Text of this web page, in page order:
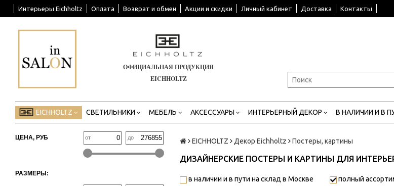
Интерьеры Eichholtz Оплата Возврат и обмен Акции и скидки Личный кабинет Доставка Контакты
ОФИЦИАЛЬНАЯ ПРОДУКЦИЯ
EICHHOLTZ
EICHHOLTZ СВЕТИЛЬНИКИ МЕБЕЛЬ АКСЕССУАРЫ ИНТЕРЬЕРНЫЙ ДЕКОР В НАЛИЧИИ И В
ЦЕНА, РУБ от до
РАЗМЕРЫ:
EICHHOLTZ Декор Eichholtz Постеры, картины
ДИЗАЙНЕРСКИЕ ПОСТЕРЫ И КАРТИНЫ ДЛЯ
в наличии и в пути на склад в Москве полный